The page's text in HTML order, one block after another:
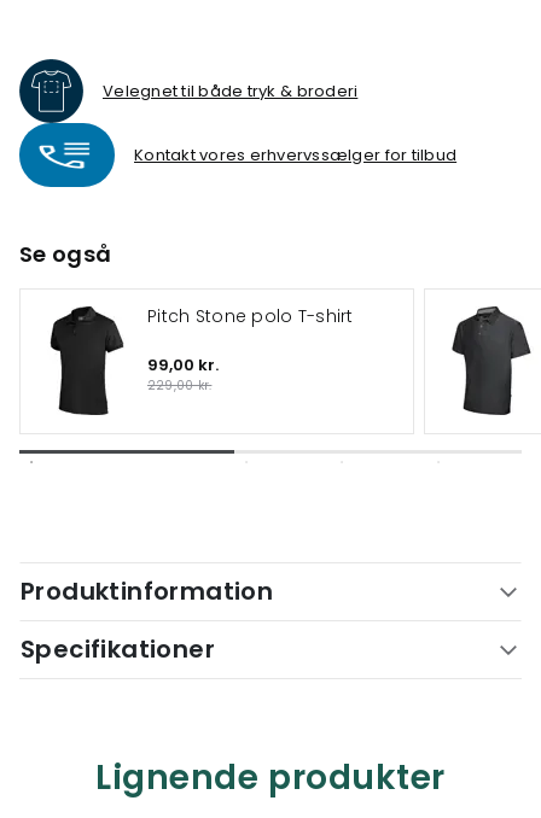
Velegnet til både tryk & broderi
Kontakt vores erhvervssælger for tilbud
Se også
Pitch Stone polo T-shirt
99,00 kr.
229,00 kr.
Produktinformation
Specifikationer
Lignende produkter